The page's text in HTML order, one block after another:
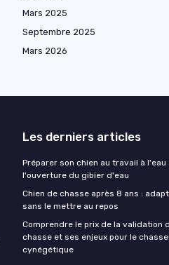
Mars 2025
Septembre 2025
Mars 2026
Les derniers articles
Préparer son chien au travail à l'eau
l'ouverture du gibier d'eau
Chien de chasse après 8 ans :
sans le mettre au repos
Comprendre le prix de la validation
chasse et ses enjeux pour le
cynégétique